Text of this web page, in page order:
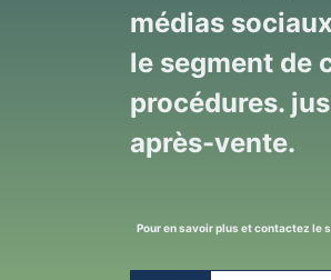
médias
le segment de
procédures.
après-vente.
Pour en savoir plus et contactez le